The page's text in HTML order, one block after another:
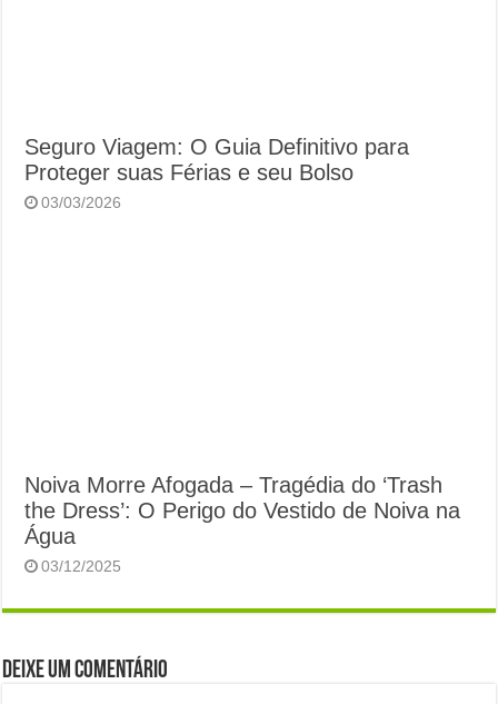
Seguro Viagem: O Guia Definitivo para
Proteger suas Férias e seu Bolso
03/03/2026
Noiva Morre Afogada – Tragédia do ‘Trash
the Dress’: O Perigo do Vestido de Noiva na
Água
03/12/2025
Deixe um comentário